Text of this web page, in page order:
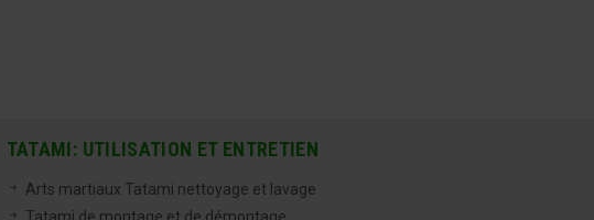
TATAMI: UTILISATION ET ENTRETIEN
Arts martiaux Tatami nettoyage et lavage